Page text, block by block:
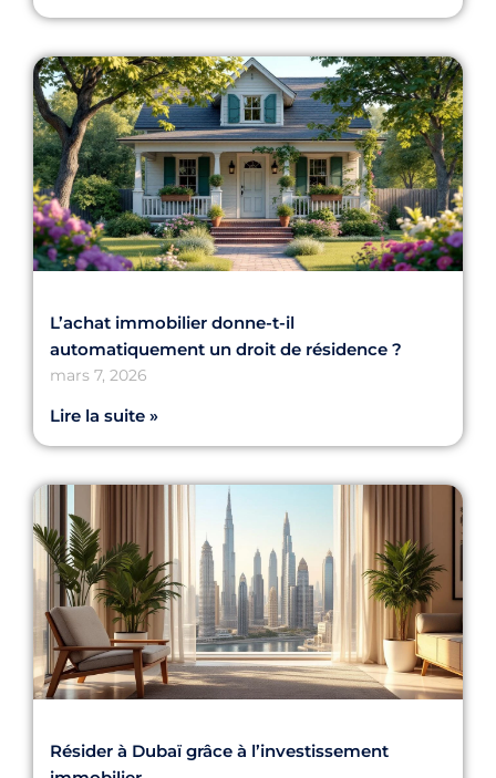
L’achat immobilier donne-t-il
automatiquement un droit de résidence ?
mars 7, 2026
Lire la suite »
Résider à Dubaï grâce à l’investissement